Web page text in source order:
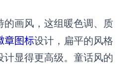
的画风，这组暖色调、质
章图标设计，扁平的风格
计显得更高级。童话风的